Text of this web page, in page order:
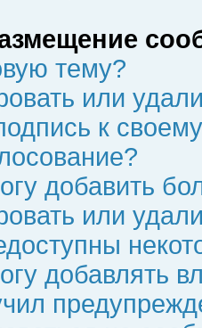
тему?
или
к
добавить
или
добавлять